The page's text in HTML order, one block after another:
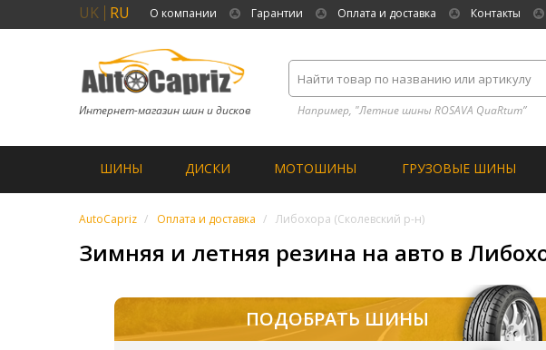
UK RU О компании Гарантии Оплата и доставка Контакты
Интернет-магазин шин и дисков Например, "Летние шины ROSAVA QuaRtum”
ШИНЫ ДИСКИ МОТОШИНЫ ГРУЗОВЫЕ ШИНЫ
AutoCapriz Оплата и доставка Либохора (Сколевский р-н)
Зимняя и летняя резина на авто в
ПОДОБРАТЬ ШИНЫ